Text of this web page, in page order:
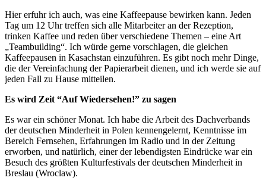
Hier erfuhr ich auch, was eine Kaffeepause bewirken kann. Jeden
Tag um 12 Uhr treffen sich alle Mitarbeiter an der Rezeption,
trinken Kaffee und reden über verschiedene Themen – eine Art
„Teambuilding“. Ich würde gerne vorschlagen, die gleichen
Kaffeepausen in Kasachstan einzuführen. Es gibt noch mehr Dinge,
die der Vereinfachung der Papierarbeit dienen, und ich werde sie auf
jeden Fall zu Hause mitteilen.
Es wird Zeit “Auf Wiedersehen!” zu sagen
Es war ein schöner Monat. Ich habe die Arbeit des Dachverbands
der deutschen Minderheit in Polen kennengelernt, Kenntnisse im
Bereich Fernsehen, Erfahrungen im Radio und in der Zeitung
erworben, und natürlich, einer der lebendigsten Eindrücke war ein
Besuch des größten Kulturfestivals der deutschen Minderheit in
Breslau (Wroclaw).